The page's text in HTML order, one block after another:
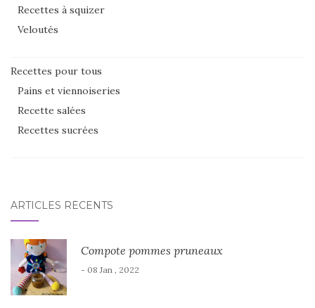
Recettes à squizer
Veloutés
Recettes pour tous
Pains et viennoiseries
Recette salées
Recettes sucrées
ARTICLES RÉCENTS
Compote pommes pruneaux
- 08 Jan , 2022